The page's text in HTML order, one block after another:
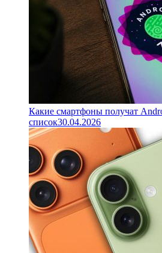
Какие смартфоны получат
список30.04.2026